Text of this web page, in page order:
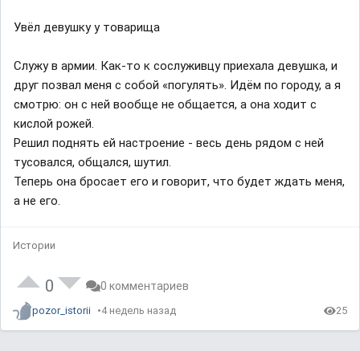
Увёл девушку у товарища
Служу в армии. Как-то к сослуживцу приехала девушка, и
друг позвал меня с собой «погулять». Идём по городу, а я
смотрю: он с ней вообще не общается, а она ходит с
кислой рожей.
Решил поднять ей настроение - весь день рядом с ней
тусовался, общался, шутил.
Теперь она бросает его и говорит, что будет ждать меня,
а не его.
Истории
0 0 комментариев
pozor_istorii 4 недель назад 25